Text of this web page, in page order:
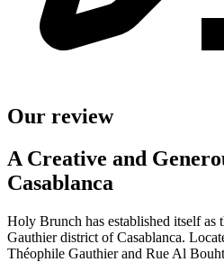
Our review
A Creative and
Casablanca
Holy Brunch has established itself as
Gauthier district of Casablanca.
Théophile Gauthier and Rue Al